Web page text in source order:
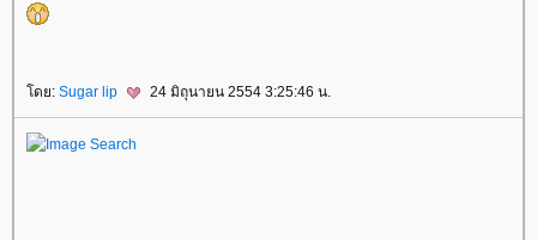
ดย: Sugar lip 24 มิถุนายน 2554 3:25:46 น.